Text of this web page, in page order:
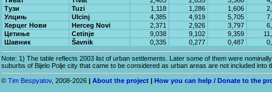
Тузи
Tuzi 1,118 1,286 1,606
Улцињ
Ulcinj 4,385 4,919 5,705
Херцег Нови
Herceg Novi 2,371 2,926 3,797
Цетиње
Cetinje 9,038 9,102 9,359
Шавник
Šavnik 0,335 0,277 0,487
Note: 1) The table reflects 2003 list of urban settlements. Later some of them were
suburbs of Bijelo Polje city that came to be considered as urban areas are not included into
© Tim Bespyatov, 2008-2026 | About the project | How you can help / Donate to the